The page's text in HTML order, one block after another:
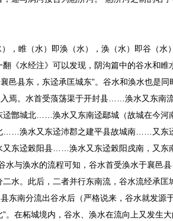
，睢（水）即涣（水），涣（水）即谷（
《水经注》可以发现，阴沟篇中的谷水和
邑县东，东迳承匡城东”。谷水和涣水也是
焉。水首受蒗荡渠于开封县……涣水又东南
迳鄫城北……涣水又东南迳鄢城（故城在今
涣水又东迳沛郡之建平县故城南……又
东迳榖阳县……涣水又东迳榖阳戍南，又
水与涣水的流程可知，谷水首受涣水于襄邑
水。此后，二者并行东南流，谷水流经承
县东南分流出谷水后（严格说来，谷水就发
。在柘城境内，谷水、涣水在流向上又发生